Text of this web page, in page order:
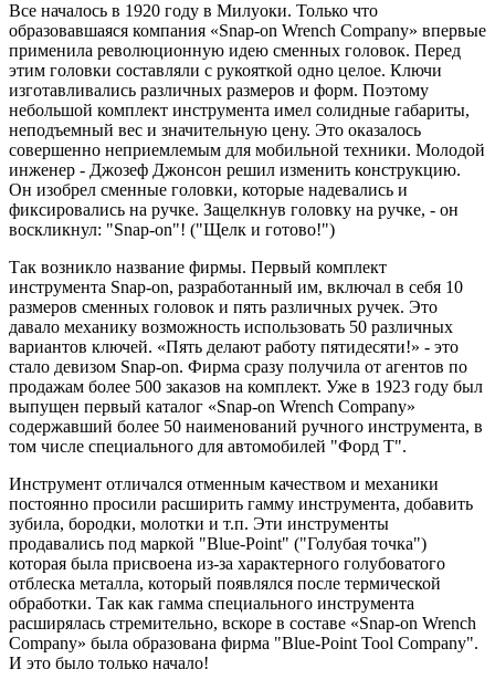
Все началось в 1920 году в Милуоки. Только что
образовавшаяся компания «Snap-on Wrench Company» впервые
применила революционную идею сменных головок. Перед
этим головки составляли с рукояткой одно целое. Ключи
изготавливались различных размеров и форм. Поэтому
небольшой комплект инструмента имел солидные габариты,
неподъемный вес и значительную цену. Это оказалось
совершенно неприемлемым для мобильной техники. Молодой
инженер - Джозеф Джонсон решил изменить конструкцию.
Он изобрел сменные головки, которые надевались и
фиксировались на ручке. Защелкнув головку на ручке, - он
воскликнул: "Snap-on"! ("Щелк и готово!")
Так возникло название фирмы. Первый комплект
инструмента Snap-on, разработанный им, включал в себя 10
размеров сменных головок и пять различных ручек. Это
давало механику возможность использовать 50 различных
вариантов ключей. «Пять делают работу пятидесяти!» - это
стало девизом Snap-on. Фирма сразу получила от агентов по
продажам более 500 заказов на комплект. Уже в 1923 году был
выпущен первый каталог «Snap-on Wrench Company»
содержавший более 50 наименований ручного инструмента, в
том числе специального для автомобилей "Форд Т".
Инструмент отличался отменным качеством и механики
постоянно просили расширить гамму инструмента, добавить
зубила, бородки, молотки и т.п. Эти инструменты
продавались под маркой "Blue-Point" ("Голубая точка")
которая была присвоена из-за характерного голубоватого
отблеска металла, который появлялся после термической
обработки. Так как гамма специального инструмента
расширялась стремительно, вскоре в составе «Snap-on Wrench
Company» была образована фирма "Blue-Point Tool Company".
И это было только начало!